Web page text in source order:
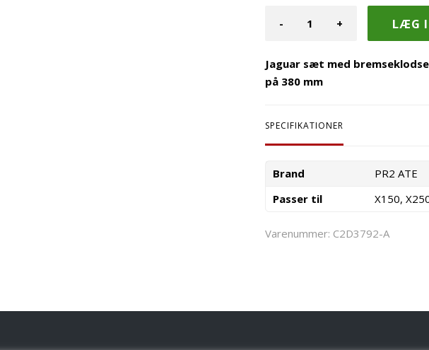
- +
Jaguar sæt med
på 380 mm
SPECIFIKATIONER
Brand
PR2 ATE
Passer til
X150,
Varenummer: C2D3792-A